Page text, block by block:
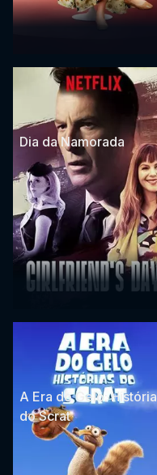
Dia da Namorada
A Era do Gelo:
do Scrat